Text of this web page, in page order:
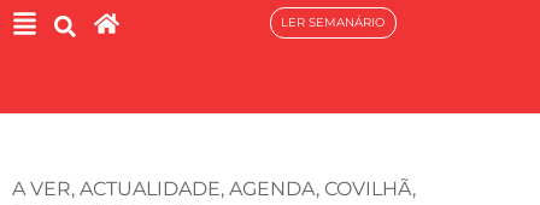
LER SEMANÁRIO
A VER, ACTUALIDADE, AGENDA, COVILHÃ,